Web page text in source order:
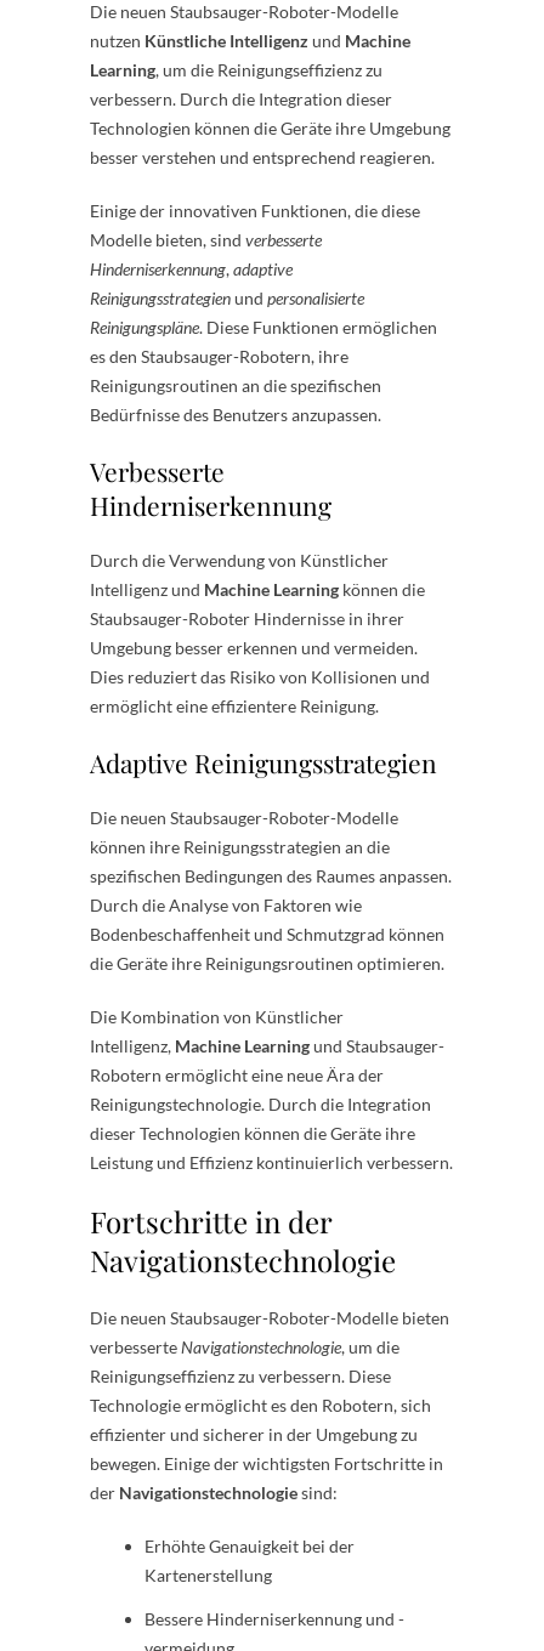
Die neuen Staubsauger-Roboter-Modelle
nutzen Künstliche Intelligenz und Machine
Learning, um die Reinigungseffizienz zu
verbessern. Durch die Integration dieser
Technologien können die Geräte ihre Umgebung
besser verstehen und entsprechend reagieren.
Einige der innovativen Funktionen, die diese
Modelle bieten, sind verbesserte
Hinderniserkennung,adaptive
Reinigungsstrategienund personalisierte
Reinigungspläne. Diese Funktionen ermöglichen
es den Staubsauger-Robotern, ihre
Reinigungsroutinen an die spezifischen
Bedürfnisse des Benutzers anzupassen.
Verbesserte
Hinderniserkennung
Durch die Verwendung von Künstlicher
Intelligenz und Machine Learning können die
Staubsauger-Roboter Hindernisse in ihrer
Umgebung besser erkennen und vermeiden.
Dies reduziert das Risiko von Kollisionen und
ermöglicht eine effizientere Reinigung.
Adaptive Reinigungsstrategien
Die neuen Staubsauger-Roboter-Modelle
können ihre Reinigungsstrategien an die
spezifischen Bedingungen des Raumes anpassen.
Durch die Analyse von Faktoren wie
Bodenbeschaffenheit und Schmutzgrad können
die Geräte ihre Reinigungsroutinen optimieren.
Die Kombination von Künstlicher
Intelligenz, Machine Learningund Staubsauger-
Robotern ermöglicht eine neue Ära der
Reinigungstechnologie. Durch die Integration
dieser Technologien können die Geräte ihre
Leistung und Effizienz kontinuierlich verbessern.
Fortschritte in der
Navigationstechnologie
Die neuen Staubsauger-Roboter-Modelle bieten
verbesserteNavigationstechnologie, um die
Reinigungseffizienz zu verbessern. Diese
Technologie ermöglicht es den Robotern, sich
effizienter und sicherer in der Umgebung zu
bewegen. Einige der wichtigsten Fortschritte in
der Navigationstechnologiesind:
Erhöhte Genauigkeit bei der
Kartenerstellung
Bessere Hinderniserkennung und -